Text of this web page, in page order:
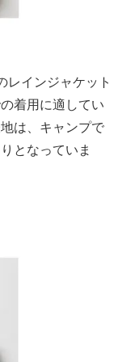
レインジャケット
着用に適してい
は、キャンプで
となっていま